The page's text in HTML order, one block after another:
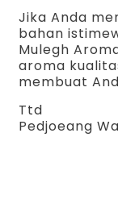
Jika Anda
bahan
Mulegh
aroma
membuat
Ttd
Pedjoeang